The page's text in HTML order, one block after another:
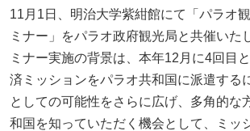
11月1日、明治大学紫紺館にて「パラオ
ミナー」をパラオ政府観光局と共催いた
ミナー実施の背景は、本年12月に4回目
済ミッションをパラオ共和国に派遣する
としての可能性をさらに広げ、多角的な
和国を知っていただく機会として、ミッ